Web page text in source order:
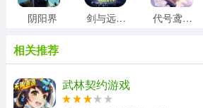
阴阳界 剑与远征2启程 代号鸢台服
相关推荐
武林契约游戏